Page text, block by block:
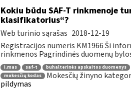
Kokiu būdu SAF-T rinkmenoje
klasifikatorius“?
Web turinio sąrašas 2018-12-19
Registracijos numeris KM1966 Ši
rinkmenos Pagrindinės duomenų
i.mas saf-t buhalterinės apskaitos duomenys
mokesčių kodas
Mokesčių žinyno
pildymas